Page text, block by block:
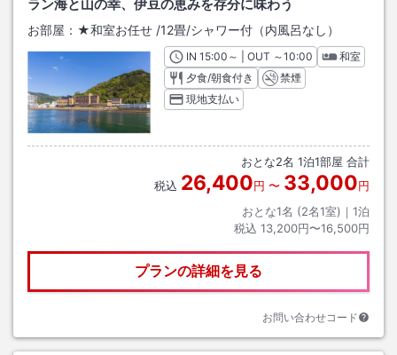
ラン海と山の幸、伊豆の恵みを存分に味わう
お部屋： ★和室お任せ /12畳/シャワー付（内風呂なし）
INチェックイン
15:00 ～ | OUT チェックアウト
～10:00
和室
夕食/朝食付き
禁煙
現地支払い
おとな2名 1泊1部屋 合計
税込 26,400円 〜 33,000円
おとな1名 (2名1室)｜ 1泊
税込 13,200円〜16,500円
プランの詳細を見る
お問い合わせコード